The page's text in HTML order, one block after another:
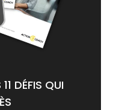
11 DÉFIS QUI